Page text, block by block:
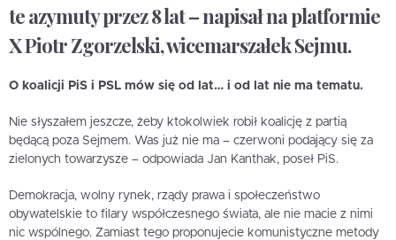
te azymuty przez 8 lat – napisał na platformie
X Piotr Zgorzelski, wicemarszałek Sejmu.
O koalicji PiS i PSL mów się od lat… i od lat nie ma tematu.
Nie słyszałem jeszcze, żeby ktokolwiek robił koalicję z partią
będącą poza Sejmem. Was już nie ma – czerwoni podający się za
zielonych towarzysze – odpowiada Jan Kanthak, poseł PiS.
Demokracja, wolny rynek, rządy prawa i społeczeństwo
obywatelskie to filary współczesnego świata, ale nie macie z nimi
nic wspólnego. Zamiast tego proponujecie komunistyczne metody